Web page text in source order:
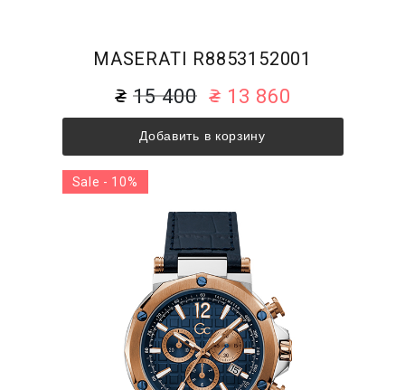
MASERATI R8853152001
15 400 13 860
Добавить в корзину
Sale - 10%